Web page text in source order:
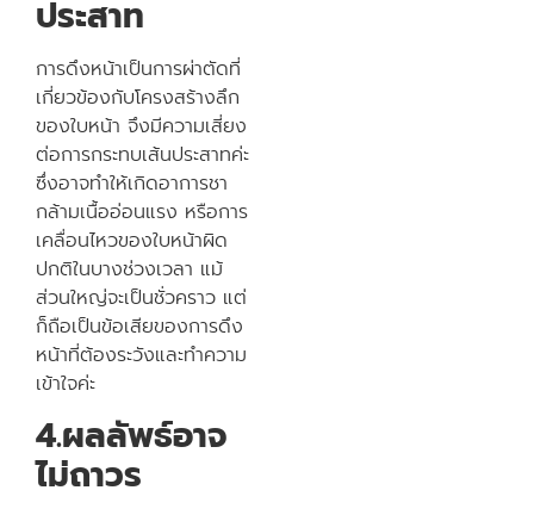
ประสาท
การดึงหน้าเป็นการผ่าตัดที่
เกี่ยวข้องกับโครงสร้างลึก
ของใบหน้า จึงมีความเสี่ยง
ต่อการกระทบเส้นประสาทค่ะ
ซึ่งอาจทำให้เกิดอาการชา
กล้ามเนื้ออ่อนแรง หรือการ
เคลื่อนไหวของใบหน้าผิด
ปกติในบางช่วงเวลา แม้
ส่วนใหญ่จะเป็นชั่วคราว แต่
ก็ถือเป็นข้อเสียของการดึง
หน้าที่ต้องระวังและทำความ
เข้าใจค่ะ
4.ผลลัพธ์อาจ
ไม่ถาวร